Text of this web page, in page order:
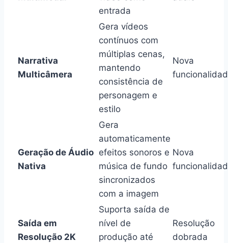
entrada
Narrativa
Multicâmera
Gera vídeos
contínuos com
múltiplas cenas,
mantendo
consistência de
personagem e
estilo
Nova
Geração de Áudio
Nativa
Gera
automaticamente
efeitos sonoros e
música de fundo
sincronizados
com a imagem
Nova
Saída em
Resolução 2K
Suporta saída de
nível de
produção até
Resolução
dobrada